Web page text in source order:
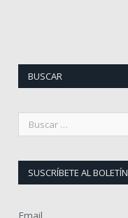
BUSCAR
SUSCRÍBETE AL BOLETÍN